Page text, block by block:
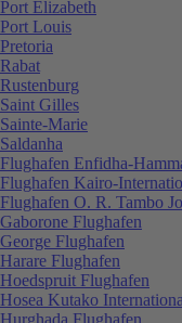
Port Elizabeth
Port Louis
Pretoria
Rabat
Rustenburg
Saint Gilles
Sainte-Marie
Saldanha
Flughafen Enfidha-
Flughafen Kairo-
Flughafen O. R. Tambo
Gaborone Flughafen
George Flughafen
Harare Flughafen
Hoedspruit Flughafen
Hosea Kutako
Hurghada Flughafen